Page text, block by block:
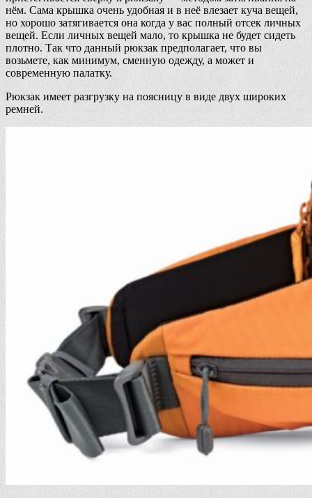
нём. Сама крышка очень удобная и в неё влезает куча вещей,
но хорошо затягивается она когда у вас полный отсек личных
вещей. Если личных вещей мало, то крышка не будет сидеть
плотно. Так что данный рюкзак предполагает, что вы
возьмете, как минимум, сменную одежду, а может и
современную палатку.
Рюкзак имеет разгрузку на поясницу в виде двух широких
ремней.